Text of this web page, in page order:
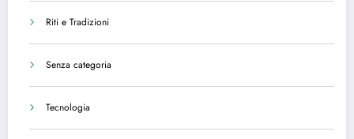
Riti e Tradizioni
Senza categoria
Tecnologia